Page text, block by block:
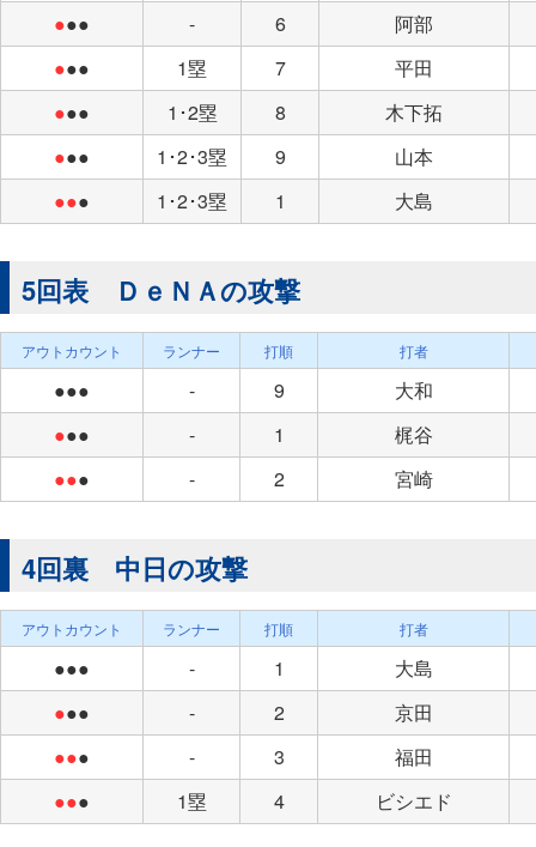
●●● - 6
阿部
●●● 1塁 7
平田
●●● 1･2塁 8
木下拓
●●● 1･2･3塁 9
山本
●●● 1･2･3塁 1 大島
5回表 ＤｅＮＡの攻撃
アウトカウント ランナー 打順 打者
●●● - 9
大和
●●● - 1
梶谷
●●● - 2 宮崎
4回裏 中日の攻撃
アウトカウント ランナー 打順 打者
●●● - 1
大島
●●● - 2
京田
●●● - 3
福田
●●● 1塁 4 ビシエド